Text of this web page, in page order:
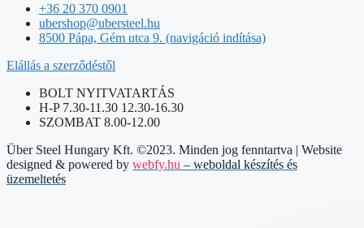
+36 20 370 0901
ubershop@ubersteel.hu
8500 Pápa, Gém utca 9. (navigáció indítása)
Elállás a szerződéstől
BOLT NYITVATARTÁS
H-P 7.30-11.30 12.30-16.30
SZOMBAT 8.00-12.00
Über Steel Hungary Kft. ©2023. Minden jog fenntartva | Website
designed & powered by webfy.hu – weboldal készítés és
üzemeltetés